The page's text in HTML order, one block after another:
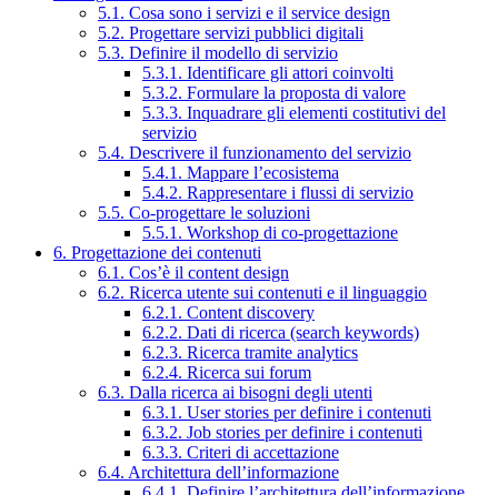
5.1. Cosa sono i servizi e il service design
5.2. Progettare servizi pubblici digitali
5.3. Definire il modello di servizio
5.3.1. Identificare gli attori coinvolti
5.3.2. Formulare la proposta di valore
5.3.3. Inquadrare gli elementi costitutivi del
servizio
5.4. Descrivere il funzionamento del servizio
5.4.1. Mappare l’ecosistema
5.4.2. Rappresentare i flussi di servizio
5.5. Co-progettare le soluzioni
5.5.1. Workshop di co-progettazione
6. Progettazione dei contenuti
6.1. Cos’è il content design
6.2. Ricerca utente sui contenuti e il linguaggio
6.2.1. Content discovery
6.2.2. Dati di ricerca (search keywords)
6.2.3. Ricerca tramite analytics
6.2.4. Ricerca sui forum
6.3. Dalla ricerca ai bisogni degli utenti
6.3.1. User stories per definire i contenuti
6.3.2. Job stories per definire i contenuti
6.3.3. Criteri di accettazione
6.4. Architettura dell’informazione